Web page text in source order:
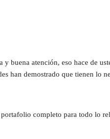
buena atención, eso hace de
han demostrado que tienen lo
completo para todo lo